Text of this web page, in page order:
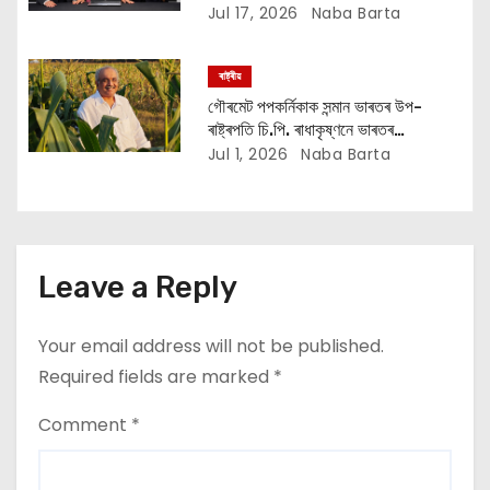
সংহত পৰিৱেশ তন্ত্ৰ
Jul 17, 2026 Naba Barta
ৰাষ্ট্ৰীয়
গৌৰমেট পপকৰ্নিকাক সন্মান ভাৰতৰ উপ-
ৰাষ্ট্ৰপতি চি.পি. ৰাধাকৃষ্ণনে ভাৰতৰ
স্বাৱলম্বীতাৰ পথ প্ৰশস্ত কৰা গৌৰমেট
Jul 1, 2026 Naba Barta
Leave a Reply
Your email address will not be published.
Required fields are marked *
Comment *